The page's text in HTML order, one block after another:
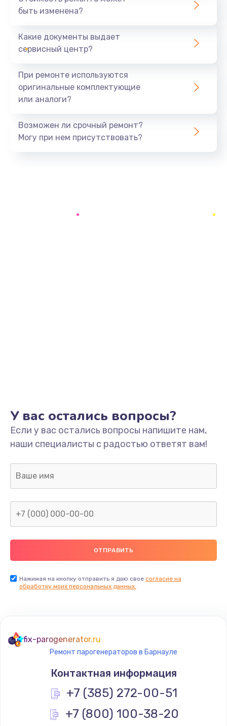
Диагностика и ремонт платы управления
Ремонт или замена кофемолки
Заказать
быть изменена?
Какие документы выдает
сервисный центр?
При ремонте используются
оригинальные комплектующие
или аналоги?
Возможен ли срочный ремонт?
Могу при нем присутствовать?
У вас остались вопросы?
Если у вас остались вопросы напишите нам,
наши специалисты с радостью ответят вам!
Нажимая на кнопку отправить я даю свое согласие на
обработку моих персональных данных.
fix-parogenerator.ru
Ремонт парогенераторов в Барнауле
Контактная информация
+7 (385) 272-00-51
+7 (800) 100-38-20